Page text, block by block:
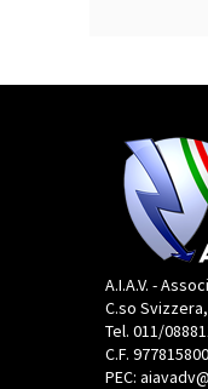
A.I.A.V. -
C.so
Tel. 011/
C.F.
PEC: